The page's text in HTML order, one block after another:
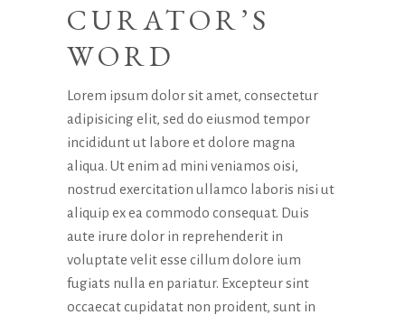
CURATOR’S
WORD
Lorem ipsum dolor sit amet, consectetur
adipisicing elit, sed do eiusmod tempor
incididunt ut labore et dolore magna
aliqua. Ut enim ad mini veniamos oisi,
nostrud exercitation ullamco laboris nisi ut
aliquip ex ea commodo consequat. Duis
aute irure dolor in reprehenderit in
voluptate velit esse cillum dolore ium
fugiats nulla en pariatur. Excepteur sint
occaecat cupidatat non proident, sunt in